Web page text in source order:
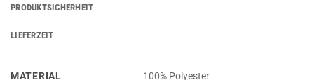
PRODUKTSICHERHEIT
LIEFERZEIT
MATERIAL 100% Polyester